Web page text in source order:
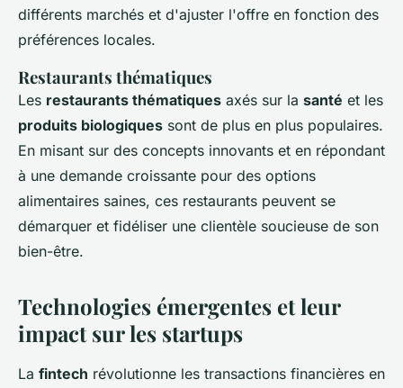
différents marchés et d'ajuster l'offre en fonction des
préférences locales.
Restaurants thématiques
Les restaurants thématiques axés sur la santé et les
produits biologiques sont de plus en plus populaires.
En misant sur des concepts innovants et en répondant
à une demande croissante pour des options
alimentaires saines, ces restaurants peuvent se
démarquer et fidéliser une clientèle soucieuse de son
bien-être.
Technologies émergentes et leur
impact sur les startups
La fintech révolutionne les transactions financières en